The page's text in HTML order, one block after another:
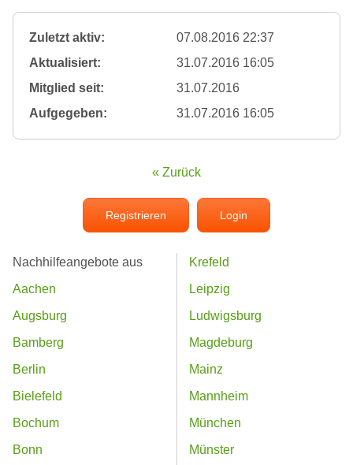
Zuletzt aktiv:
07.08.2016 22:37
Aktualisiert:
31.07.2016 16:05
Mitglied seit:
31.07.2016
Aufgegeben:
31.07.2016 16:05
« Zurück
Registrieren Login
Nachhilfeangebote aus
Aachen
Augsburg
Bamberg
Berlin
Bielefeld
Bochum
Bonn
Krefeld
Leipzig
Ludwigsburg
Magdeburg
Mainz
Mannheim
München
Münster